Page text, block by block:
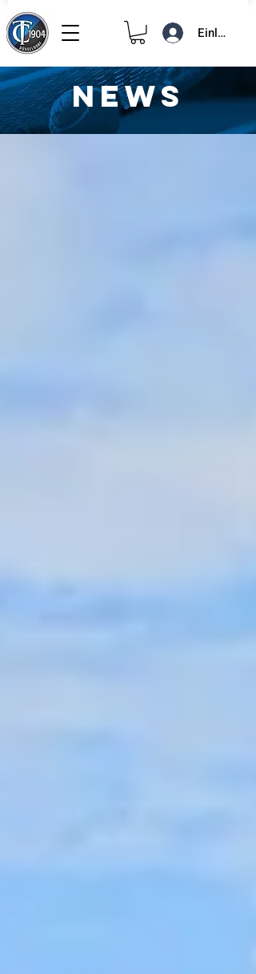
Einloggen
NEWS